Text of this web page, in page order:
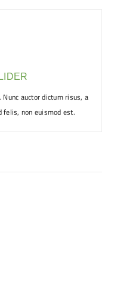
auctor dictum risus, a
felis, non euismod est.